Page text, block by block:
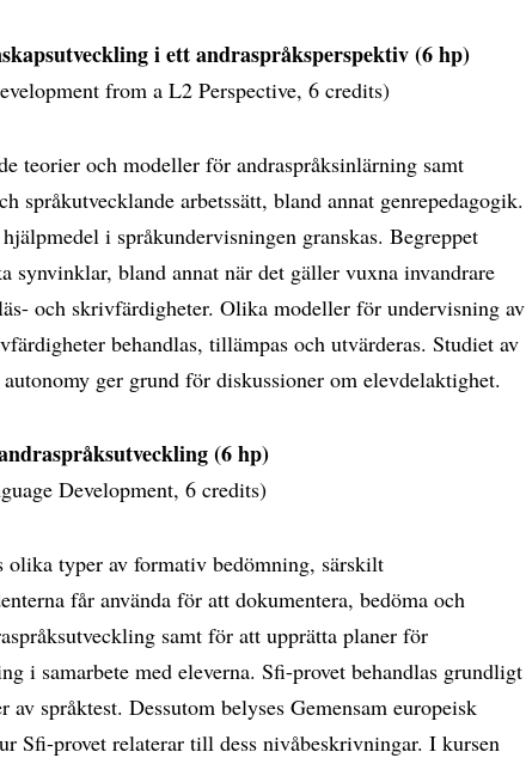
i ett andraspråksperspektiv (6 hp)
from a L2 Perspective, 6 credits)
teorier och modeller för andraspråksinlärning samt
språkutvecklande arbetssätt, bland annat genrepedagogik.
i språkundervisningen granskas. Begreppet
synvinklar, bland annat när det gäller vuxna invandrare
och skrivfärdigheter. Olika modeller för undervisning av
behandlas, tillämpas och utvärderas. Studiet av
ger grund för diskussioner om elevdelaktighet.
(6 hp)
Development, 6 credits)
olika typer av formativ bedömning, särskilt
får använda för att dokumentera, bedöma och
samt för att upprätta planer för
i samarbete med eleverna. Sfi-provet behandlas grundligt
språktest. Dessutom belyses Gemensam europeisk
Sfi-provet relaterar till dess nivåbeskrivningar. I kursen